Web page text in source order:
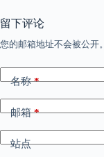
留下评论
您的邮箱地址不会被公开。
名称*
邮箱*
站点